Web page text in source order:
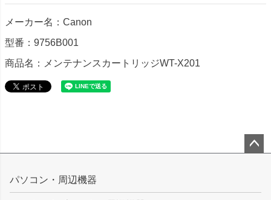
メーカー名：Canon
型番：9756B001
商品名：メンテナンスカートリッジWT-X201
ップ
パソコン・周辺機器